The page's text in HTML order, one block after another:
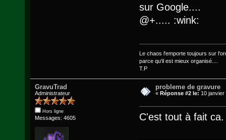
sur Google....
@+..... :wink:
Le chaos l'emporte toujours sur
parce qu'il est mieux organisé....
T.P
GravuTrad
Administrateur
Hors ligne
Messages: 4605
probleme de gravure
«Réponse #2 le: 10
C'est tout à fait